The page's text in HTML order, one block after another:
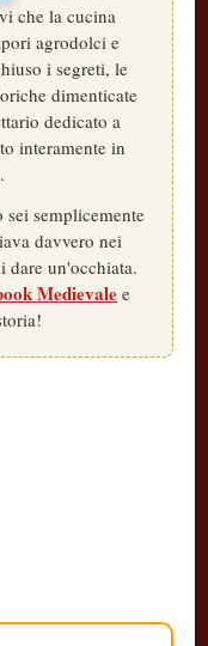
che la cucina
agrodolci e
i segreti, le
dimenticate
dedicato a
interamente in
.
semplicemente
davvero nei
dare un'occhiata.
Medievale e